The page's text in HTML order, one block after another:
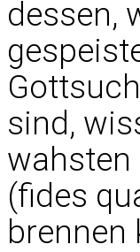
dessen,
sind,
wahsten
(fides
brennen